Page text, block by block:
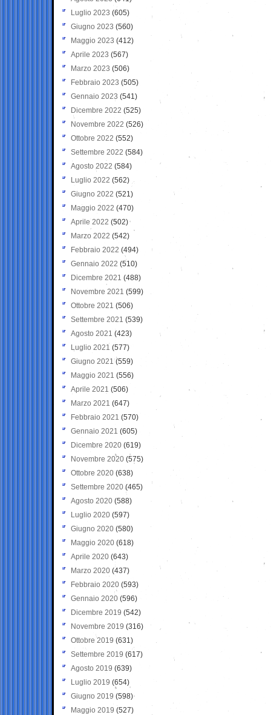
Luglio 2023 (605)
Giugno 2023 (560)
Maggio 2023 (412)
Aprile 2023 (567)
Marzo 2023 (506)
Febbraio 2023 (505)
Gennaio 2023 (541)
Dicembre 2022 (525)
Novembre 2022 (526)
Ottobre 2022 (552)
Settembre 2022 (584)
Agosto 2022 (584)
Luglio 2022 (562)
Giugno 2022 (521)
Maggio 2022 (470)
Aprile 2022 (502)
Marzo 2022 (542)
Febbraio 2022 (494)
Gennaio 2022 (510)
Dicembre 2021 (488)
Novembre 2021 (599)
Ottobre 2021 (506)
Settembre 2021 (539)
Agosto 2021 (423)
Luglio 2021 (577)
Giugno 2021(559)
Maggio 2021 (556)
Aprile 2021 (506)
Marzo 2021 (647)
Febbraio 2021 (570)
Gennaio 2021 (605)
Dicembre 2020 (619)
Novembre 2020 (575)
Ottobre 2020 (638)
Settembre 2020(465)
Agosto 2020 (588)
Luglio 2020 (597)
Giugno 2020 (580)
Maggio 2020 (618)
Aprile 2020 (643)
Marzo 2020 (437)
Febbraio 2020 (593)
Gennaio 2020 (596)
Dicembre 2019 (542)
Novembre 2019 (316)
Ottobre 2019 (631)
Settembre 2019 (617)
Agosto 2019 (639)
Luglio 2019 (654)
Giugno 2019 (598)
Maggio 2019 (527)